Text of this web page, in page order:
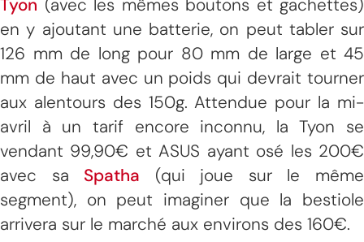
en y ajoutant une batterie, on peut tabler sur
126 mm de long pour 80 mm de large et 45
mm de haut avec un poids qui devrait tourner
aux alentours des 150g. Attendue pour la mi-
avril à un tarif encore inconnu, la Tyon se
vendant 99,90€ et ASUS ayant osé les 200€
avec sa Spatha (qui joue sur le même
segment), on peut imaginer que la bestiole
arrivera sur le marché aux environs des 160€.